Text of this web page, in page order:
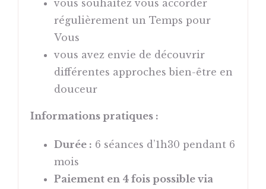
vous souhaitez vous accorder
régulièrement un Temps pour
Vous
vous avez envie de découvrir
différentes approches bien-être en
douceur
Informations pratiques :
Durée : 6 séances d’1h30 pendant 6
mois
Paiement en 4 fois possible via